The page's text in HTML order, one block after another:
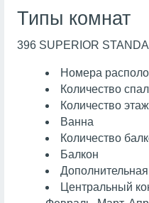
Типы комнат
396 SUPERIOR
Номера
Количество
Количество
Ванна
Количество
Балкон
Центральный